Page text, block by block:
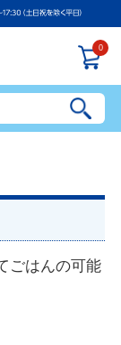
0
ごはんの可能